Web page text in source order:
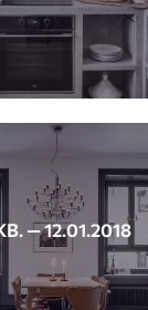
— 12.01.2018